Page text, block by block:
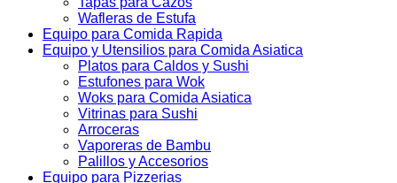
Wafleras de Estufa
Equipo para Comida Rapida
Equipo y Utensilios para Comida Asiatica
Platos para Caldos y Sushi
Estufones para Wok
Woks para Comida Asiatica
Vitrinas para Sushi
Arroceras
Vaporeras de Bambu
Palillos y Accesorios
Equipo para Pizzerias